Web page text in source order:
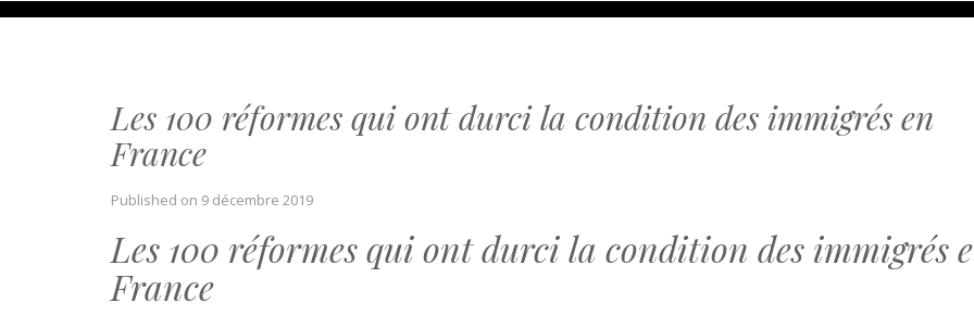
Les 100 réformes qui ont durci la condition des immigrés en
France
Published on 9 décembre 2019
Les 100 réformes qui ont durci la condition des immigrés
France